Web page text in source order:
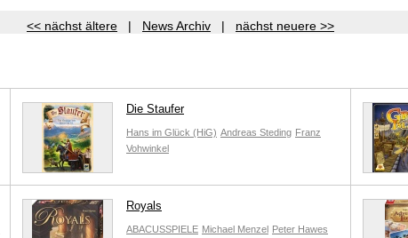
<< nächst ältere | News Archiv | nächst neuere >>
Die Staufer
Hans im Glück (HiG) Andreas Steding Franz
Vohwinkel
Royals
ABACUSSPIELE Michael Menzel Peter Hawes